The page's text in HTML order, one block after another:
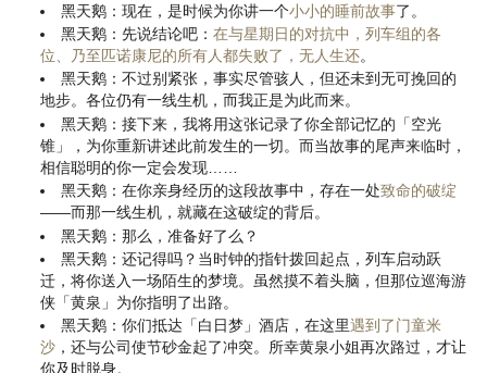
黑天鹅：现在，是时候为你讲一个小小的睡前故事了。
黑天鹅：先说结论吧：在与星期日的对抗中，列车组的各
位、乃至匹诺康尼的所有人都失败了，无人生还。
黑天鹅：不过别紧张，事实尽管骇人，但还未到无可挽回的
地步。各位仍有一线生机，而我正是为此而来。
黑天鹅：接下来，我将用这张记录了你全部记忆的「空光
锥」，为你重新讲述此前发生的一切。而当故事的尾声来临时，
相信聪明的你一定会发现……
黑天鹅：在你亲身经历的这段故事中，存在一处致命的破绽
——而那一线生机，就藏在这破绽的背后。
黑天鹅：那么，准备好了么？
黑天鹅：还记得吗？当时钟的指针拨回起点，列车启动跃
迁，将你送入一场陌生的梦境。虽然摸不着头脑，但那位巡海游
侠「黄泉」为你指明了出路。
黑天鹅：你们抵达「白日梦」酒店，在这里遇到了门童米
沙 ，还与公司使节砂金起了冲突。所幸黄泉小姐再次路过，才让
你及时脱身。